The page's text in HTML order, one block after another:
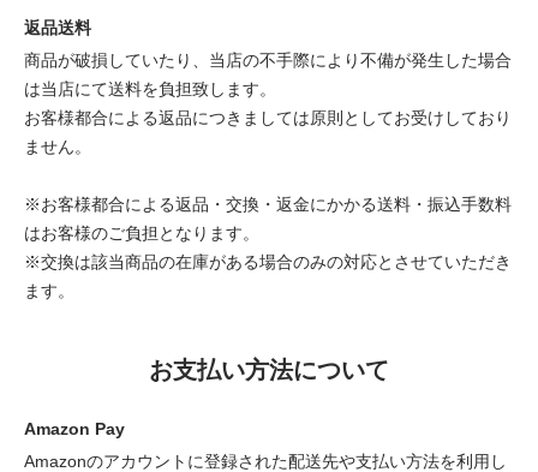
返品送料
商品が破損していたり、当店の不手際により不備が発生した場合
は当店にて送料を負担致します。
お客様都合による返品につきましては原則としてお受けしており
ません。
※お客様都合による返品・交換・返金にかかる送料・振込手数料
はお客様のご負担となります。
※交換は該当商品の在庫がある場合のみの対応とさせていただき
ます。
お支払い方法について
Amazon Pay
Amazonのアカウントに登録された配送先や支払い方法を利用し